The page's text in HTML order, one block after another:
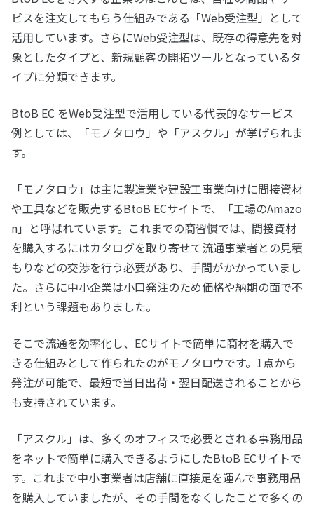
ビスを注文してもらう仕組みである「Web受注型」として
活用しています。さらにWeb受注型は、既存の得意先を対
象としたタイプと、新規顧客の開拓ツールとなっているタ
イプに分類できます。
BtoB EC をWeb受注型で活用している代表的なサービス
例としては、「モノタロウ」や「アスクル」が挙げられま
す。
「モノタロウ」は主に製造業や建設工事業向けに間接資材
や工具などを販売するBtoB ECサイトで、「工場のAmazo
n」と呼ばれています。これまでの商習慣では、間接資材
を購入するにはカタログを取り寄せて流通事業者との見積
もりなどの交渉を行う必要があり、手間がかかっていまし
た。さらに中小企業は小口発注のため価格や納期の面で不
利という課題もありました。
そこで流通を効率化し、ECサイトで簡単に商材を購入で
きる仕組みとして作られたのがモノタロウです。1点から
発注が可能で、最短で当日出荷・翌日配送されることから
も支持されています。
「アスクル」は、多くのオフィスで必要とされる事務用品
をネットで簡単に購入できるようにしたBtoB ECサイトで
す。これまで中小事業者は店舗に直接足を運んで事務用品
を購入していましたが、その手間をなくしたことで多くの